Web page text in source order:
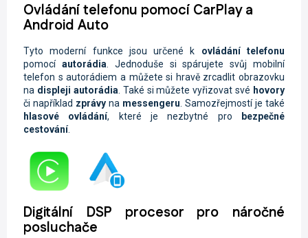
Ovládání telefonu pomocí CarPlay a
Android Auto
Tyto moderní funkce jsou určené k ovládání telefonu
pomocíautorádia . Jednoduše si spárujete svůj mobilní
telefon s autorádiem a můžete si hravě zrcadlit obrazovku
na displeji autorádia . Také si můžete vyřizovat své hovory
či například zprávy na messengeru . Samozřejmostí je také
hlasové ovládání, které je nezbytné pro
bezpečné
cestování.
Digitální DSP procesor pro náročné
posluchače